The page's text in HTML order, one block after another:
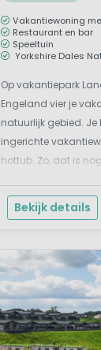
Vakantiewoning
Restaurant en bar
Speeltuin
Yorkshire Dales
Op vakantiepark
Engeland vier je
natuurlijk gebied.
ingerichte
hottub. Zo, dat is
genietend van het
Yorkshire Dales. E...
Bekijk details